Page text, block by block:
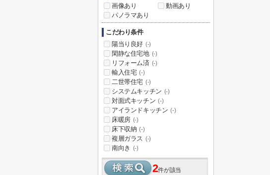
画像あり
動画あり
パノラマあり
こだわり条件
陽当り良好 (-)
閑静な住宅地 (-)
リフォーム済 (-)
輸入住宅 (-)
二世帯住宅 (-)
システムキッチン (-)
対面式キッチン (-)
アイランドキッチン (-)
床暖房 (-)
床下収納 (-)
複層ガラス (-)
南向き (-)
2件が該当